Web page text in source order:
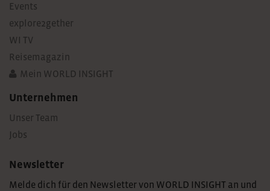
Events
explore2gether
WI TV
Reisemagazin
Mein WORLD INSIGHT
Unternehmen
Unser Team
Jobs
Newsletter
Melde dich für den Newsletter von WORLD INSIGHT an und